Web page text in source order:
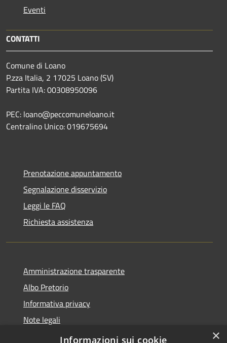
Eventi
CONTATTI
Comune di Loano
P.zza Italia, 2 17025 Loano (SV)
Partita IVA: 00308950096
PEC: loano@peccomuneloano.it
Centralino Unico: 019675694
Prenotazione appuntamento
Segnalazione disservizio
Leggi le FAQ
Richiesta assistenza
Amministrazione trasparente
Albo Pretorio
Informativa privacy
Note legali
Dichiarazione di accessibilità
×
Informazioni sui cookie